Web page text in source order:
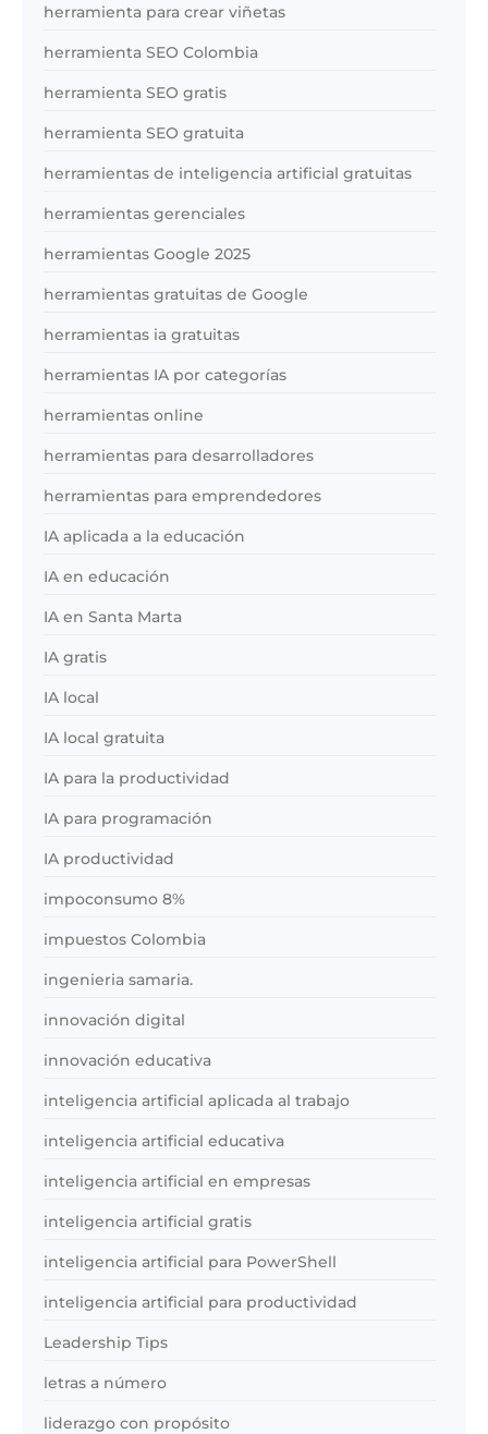
herramienta para crear viñetas
herramienta SEO Colombia
herramienta SEO gratis
herramienta SEO gratuita
herramientas de inteligencia artificial gratuitas
herramientas gerenciales
herramientas Google 2025
herramientas gratuitas de Google
herramientas ia gratuitas
herramientas IA por categorías
herramientas online
herramientas para desarrolladores
herramientas para emprendedores
IA aplicada a la educación
IA en educación
IA en Santa Marta
IA gratis
IA local
IA local gratuita
IA para la productividad
IA para programación
IA productividad
impoconsumo 8%
impuestos Colombia
ingenieria samaria.
innovación digital
innovación educativa
inteligencia artificial aplicada al trabajo
inteligencia artificial educativa
inteligencia artificial en empresas
inteligencia artificial gratis
inteligencia artificial para PowerShell
inteligencia artificial para productividad
Leadership Tips
letras a número
liderazgo con propósito